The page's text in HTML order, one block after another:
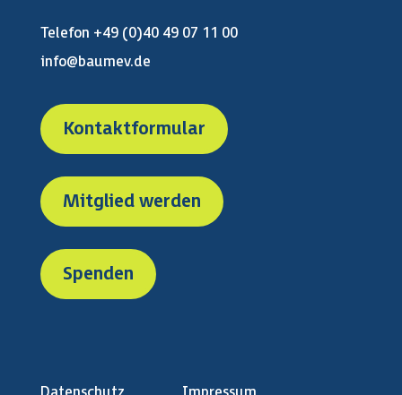
Telefon +49 (0)40 49 07 11 00
info@baumev.de
Kontaktformular
Mitglied werden
Spenden